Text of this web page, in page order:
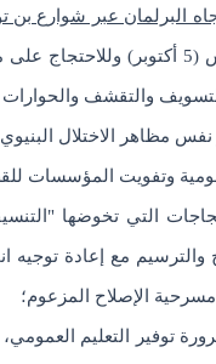
البرلمان عبر شوارع بن
اليوم العالمي للمدرس (5
والتقشف والحوارات
مظاهر الاختلال
وتفويت المؤسسات
التي تخوضها
مع إعادة توجيه
مسرحية الإصلاح المزعوم؛
توفير التعليم العمومي،